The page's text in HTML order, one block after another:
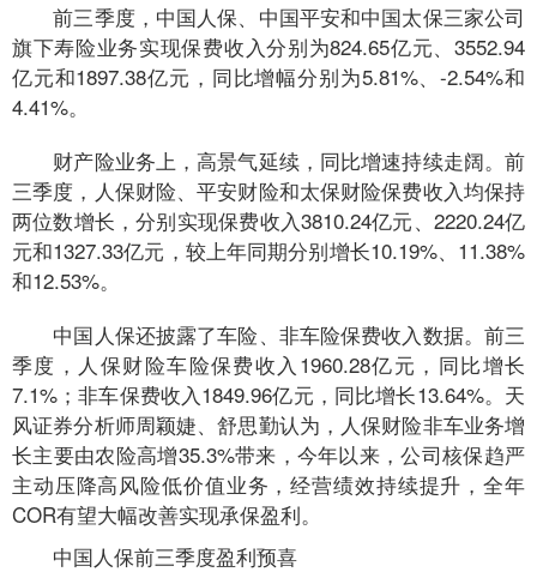
前三季度，中国人保、中国平安和中国太保三家公司
旗下寿险业务实现保费收入分别为824.65亿元、3552.94
亿元和1897.38亿元，同比增幅分别为5.81%、-2.54%和
4.41%。
财产险业务上，高景气延续，同比增速持续走阔。前
三季度，人保财险、平安财险和太保财险保费收入均保持
两位数增长，分别实现保费收入3810.24亿元、2220.24亿
元和1327.33亿元，较上年同期分别增长10.19%、11.38%
和12.53%。
中国人保还披露了车险、非车险保费收入数据。前三
季度，人保财险车险保费收入1960.28亿元，同比增长
7.1%；非车保费收入1849.96亿元，同比增长13.64%。天
风证券分析师周颖婕、舒思勤认为，人保财险非车业务增
长主要由农险高增35.3%带来，今年以来，公司核保趋严
主动压降高风险低价值业务，经营绩效持续提升，全年
COR有望大幅改善实现承保盈利。
中国人保前三季度盈利预喜